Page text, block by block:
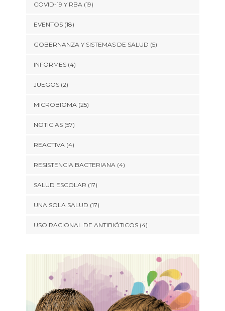
COVID-19 Y RBA(19)
EVENTOS(18)
GOBERNANZA Y SISTEMAS DE SALUD (5)
INFORMES(4)
JUEGOS(2)
MICROBIOMA(25)
NOTICIAS(57)
REACTIVA(4)
RESISTENCIA BACTERIANA(4)
SALUD ESCOLAR (17)
UNA SOLA SALUD (17)
USO RACIONAL DE ANTIBIÓTICOS(4)